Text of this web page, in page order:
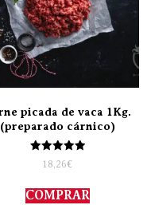
picada de vaca 1Kg.
(preparado cárnico)
Valorado
con
de 5
18,26€
COMPRAR